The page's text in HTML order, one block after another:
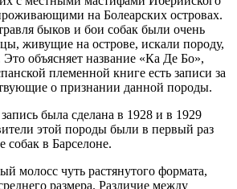
на Болеарских островах.
быков и бои собак были очень
живущие на острове, искали породу,
объясняет название «Ка Де Бо»,
племенной книге есть записи за
о признании данной породы.
была сделана в 1928 и в 1929
этой породы были в первый раз
собак в Барселоне.
молосс чуть растянутого формата,
размера. Различие между